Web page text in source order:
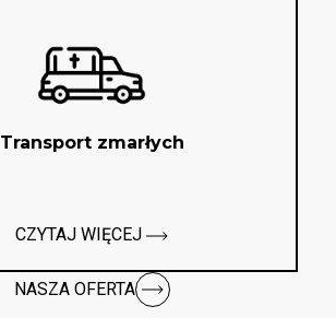
Transport zmarłych
CZYTAJ WIĘCEJ
NASZA OFERTA